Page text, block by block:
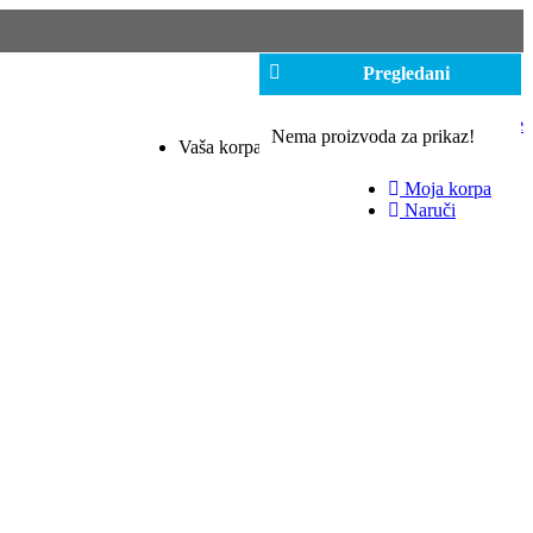
064 0069701
Registruj se
Prijavi se
Moja korpa
Naruči
Vaša korpa je prazna!
Pregledani
Nema proizvoda za prikaz!